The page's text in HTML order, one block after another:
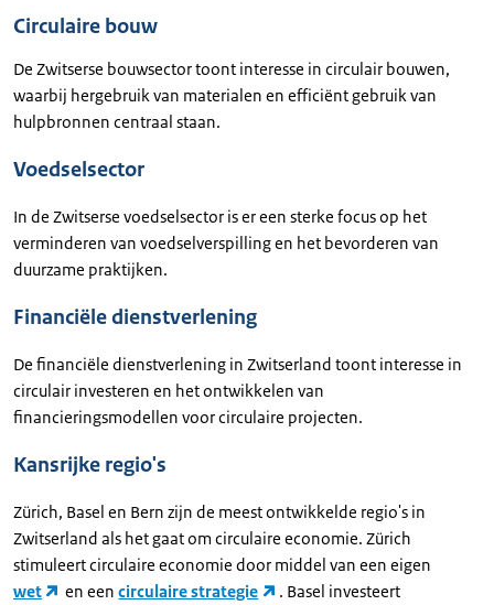
Circulaire bouw
De Zwitserse bouwsector toont interesse in circulair bouwen,
waarbij hergebruik van materialen en efficiënt gebruik van
hulpbronnen centraal staan.
Voedselsector
In de Zwitserse voedselsector is er een sterke focus op het
verminderen van voedselverspilling en het bevorderen van
duurzame praktijken.
Financiële dienstverlening
De financiële dienstverlening in Zwitserland toont interesse in
circulair investeren en het ontwikkelen van
financieringsmodellen voor circulaire projecten.
Kansrijke regio's
Zürich, Basel en Bern zijn de meest ontwikkelde regio's in
Zwitserland als het gaat om circulaire economie. Zürich
stimuleert circulaire economie door middel van een eigen
wet
en eencirculaire strategie . Basel investeert